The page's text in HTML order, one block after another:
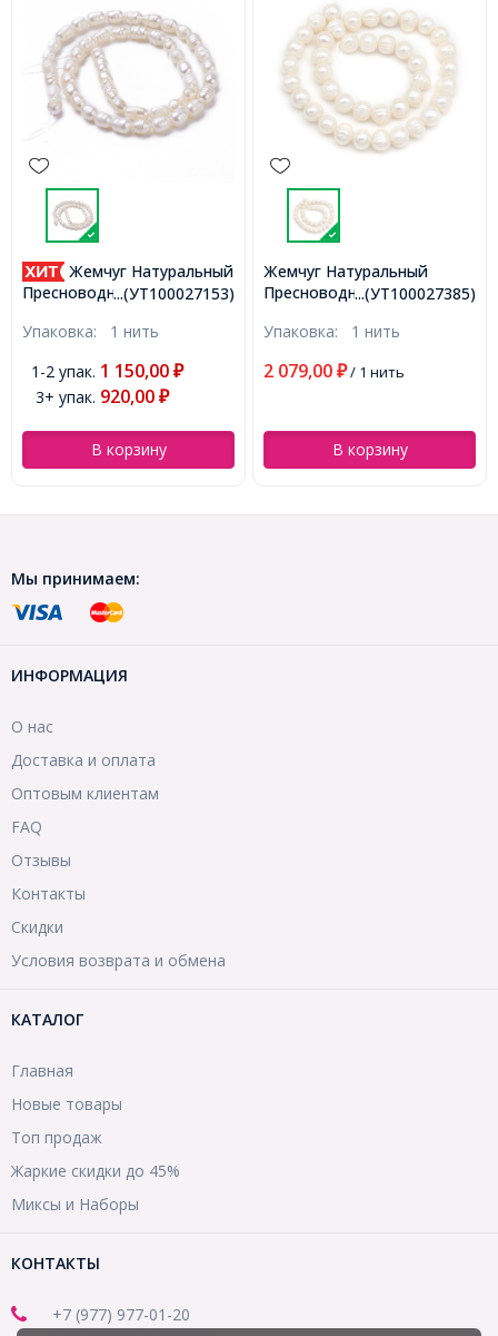
...(УТ100027385)
Жемчуг Натуральный
Пресноводный Бусины
9мм, Отверстие 0.5мм,
(УТ100027385)
Упаковка: 1 нить
2 079,00₽ / 1 нить
В корзину
...(УТ100027389)
Жемчуг Shell Pearl
Круглый, Белый, 10мм,
40шт/38см/нить,
Упаковка: 1 нить
1 059,00₽/ 1 нить
В корзину
Мы принимаем:
ИНФОРМАЦИЯ
О нас
Доставка и оплата
Оптовым клиентам
FAQ
Отзывы
Контакты
Скидки
Условия возврата и обмена
КАТАЛОГ
Главная
Новые товары
Топ продаж
Жаркие скидки до 45%
Миксы и Наборы
КОНТАКТЫ
+7 (977) 977-01-20